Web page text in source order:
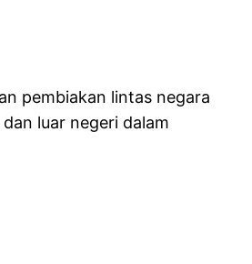
pembiakan lintas negara
luar negeri dalam